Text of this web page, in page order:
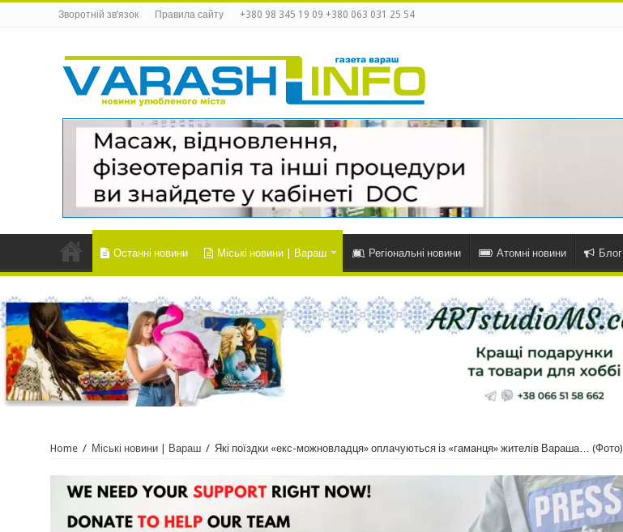
Зворотній зв’язок Правила сайту +380 98 345 19 09 +380 063 031 25 54
Останні новини Міські новини | Вараш Регіональні новини Атомні новини Блог
Home / Міські новини | Вараш / Які поїздки «екс-можновладця» оплачуються із «гаманця» жителів Вараша… (Фото)